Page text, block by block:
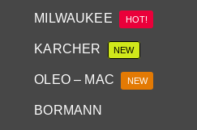
MILWAUKEE HOT!
KARCHER NEW
OLEO – MAC NEW
BORMANN